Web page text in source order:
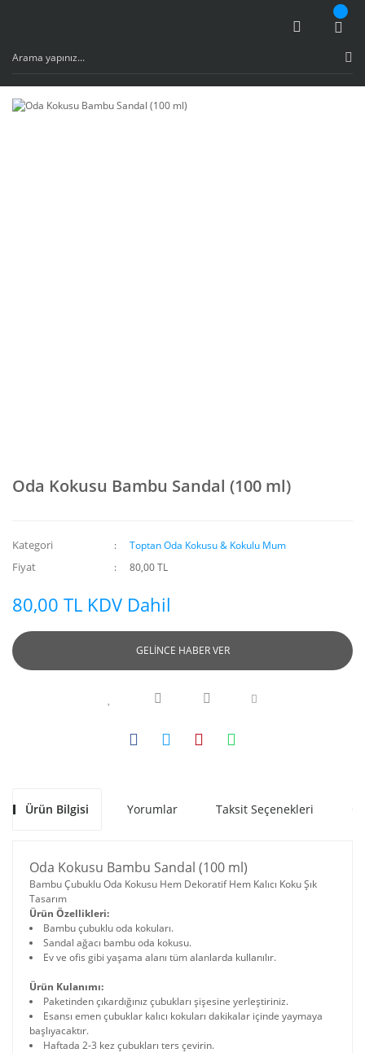
Oda Kokusu Bambu Sandal (100 ml)
Kategori Toptan Oda Kokusu & Kokulu Mum
Fiyat 80,00 TL
80,00 TL KDV Dahil
GELİNCE HABER VER
Ürün Bilgisi Yorumlar Taksit Seçenekleri
Oda Kokusu Bambu Sandal (100 ml)
Bambu Çubuklu Oda Kokusu Hem Dekoratif Hem Kalıcı Koku Şık
Tasarım
Ürün Özellikleri:
Bambu çubuklu oda kokuları.
Sandal ağacı bambu oda kokusu.
Ev ve ofis gibi yaşama alanı tüm alanlarda kullanılır.
Ürün Kulanımı:
Paketinden çıkardığınız çubukları şişesine yerleştiriniz.
Esansı emen çubuklar kalıcı kokuları dakikalar içinde yaymaya
başlıyacaktır.
Haftada 2-3 kez çubukları ters çevirin.